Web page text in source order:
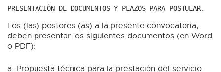
PRESENTACIÓN DE DOCUMENTOS Y PLAZOS PARA POSTULAR.
Los (las) postores (as) a la presente convocatoria,
deben presentar los siguientes documentos (en Word
o PDF):
a. Propuesta técnica para la prestación del servicio